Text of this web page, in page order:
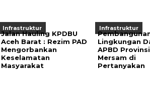
Infrastruktur
Jalan Hauling KPDBU
Aceh Barat : Rezim PAD
Mengorbankan
Keselamatan
Masyarakat
Infrastruktur
Lingkungan
APBD
Mersam di
Pertanyakan